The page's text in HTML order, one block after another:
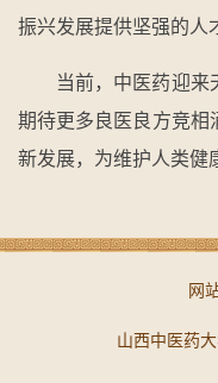
振兴发展提供坚强的人
当前，中医药迎来
期待更多良医良方竞相
新发展，为维护人类健
网
山西中医药